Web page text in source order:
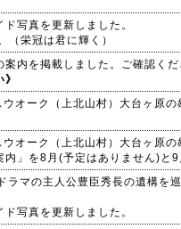
写真を更新しました。
（栄冠は君に輝く）
案内を掲載しました。ご確認く
ウオーク（上北山村）大台ヶ原
ウオーク（上北山村）大台ヶ原
内」を8月(予定はありません)と
ラマの主人公豊臣秀長の遺構を
写真を更新しました。